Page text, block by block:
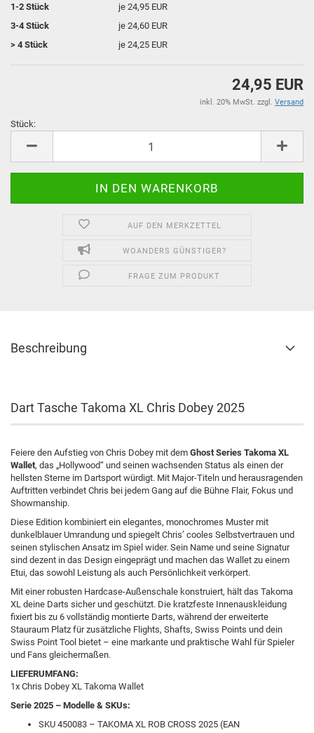
1-2 Stück
je 24,95 EUR
3-4 Stück
je 24,60 EUR
> 4 Stück
je 24,25 EUR
24,95 EUR
inkl. 20% MwSt. zzgl. Versand
Stück:
AUF DEN MERKZETTEL
WOANDERS GÜNSTIGER?
FRAGE ZUM PRODUKT
Beschreibung
Dart Tasche Takoma XL Chris Dobey 2025
Feiere den Aufstieg von Chris Dobey mit dem Ghost Series Takoma XL
Wallet, das „Hollywood“ und seinen wachsenden Status als einen der
hellsten Sterne im Dartsport würdigt. Mit Major-Titeln und herausragenden
Auftritten verbindet Chris bei jedem Gang auf die Bühne Flair, Fokus und
Showmanship.
Diese Edition kombiniert ein elegantes, monochromes Muster mit
dunkelblauer Umrandung und spiegelt Chris’ cooles Selbstvertrauen und
seinen stylischen Ansatz im Spiel wider. Sein Name und seine Signatur
sind dezent in das Design eingeprägt und machen das Wallet zu einem
Etui, das sowohl Leistung als auch Persönlichkeit verkörpert.
Mit einer robusten Hardcase-Außenschale konstruiert, hält das Takoma
XL deine Darts sicher und geschützt. Die kratzfeste Innenauskleidung
fixiert bis zu 6 vollständig montierte Darts, während der erweiterte
Stauraum Platz für zusätzliche Flights, Shafts, Swiss Points und dein
Swiss Point Tool bietet – eine markante und praktische Wahl für Spieler
und Fans gleichermaßen.
LIEFERUMFANG:
1x Chris Dobey XL Takoma Wallet
Serie 2025 – Modelle & SKUs:
SKU 450083 – TAKOMA XL ROB CROSS 2025 (EAN